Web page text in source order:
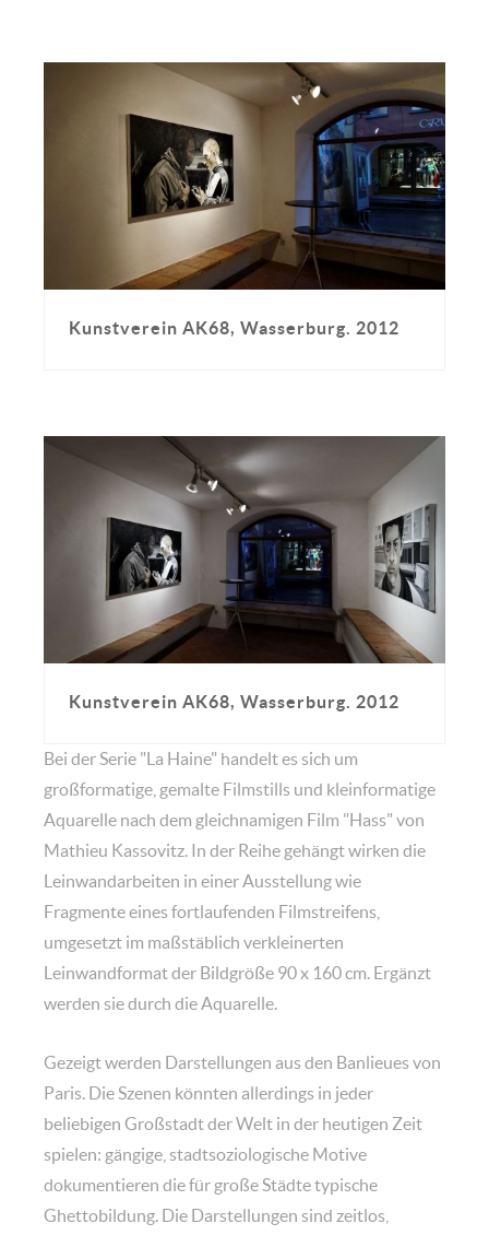
Kunstverein AK68, Wasserburg. 2012
Kunstverein AK68, Wasserburg. 2012
Bei der Serie "La Haine" handelt es sich um
großformatige, gemalte Filmstills und kleinformatige
Aquarelle nach dem gleichnamigen Film "Hass" von
Mathieu Kassovitz. In der Reihe gehängt wirken die
Leinwandarbeiten in einer Ausstellung wie
Fragmente eines fortlaufenden Filmstreifens,
umgesetzt im maßstäblich verkleinerten
Leinwandformat der Bildgröße 90 x 160 cm. Ergänzt
werden sie durch die Aquarelle.
Gezeigt werden Darstellungen aus den Banlieues von
Paris. Die Szenen könnten allerdings in jeder
beliebigen Großstadt der Welt in der heutigen Zeit
spielen: gängige, stadtsoziologische Motive
dokumentieren die für große Städte typische
Ghettobildung. Die Darstellungen sind zeitlos,